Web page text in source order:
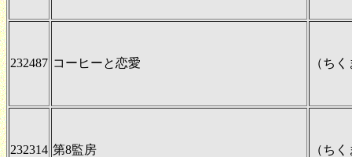
232487 コーヒーと恋愛 （ち
232314 第8監房 （ち